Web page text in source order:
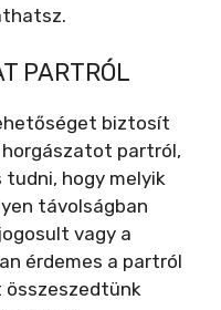
PARTRÓL
biztosít
horgászatot partról,
tudni, hogy melyik
távolságban
vagy a
érdemes a partról
összeszedtünk